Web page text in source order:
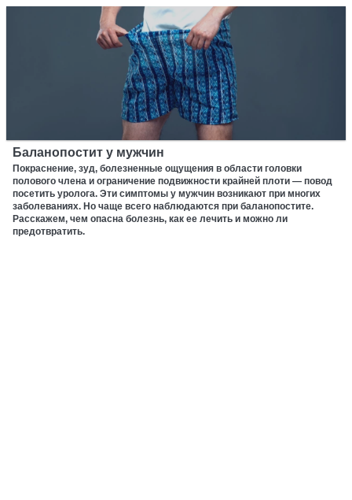
Баланопостит у мужчин
Покраснение, зуд, болезненные ощущения в области головки
полового члена и ограничение подвижности крайней плоти — повод
посетить уролога. Эти симптомы у мужчин возникают при многих
заболеваниях. Но чаще всего наблюдаются при баланопостите.
Расскажем, чем опасна болезнь, как ее лечить и можно ли
предотвратить.